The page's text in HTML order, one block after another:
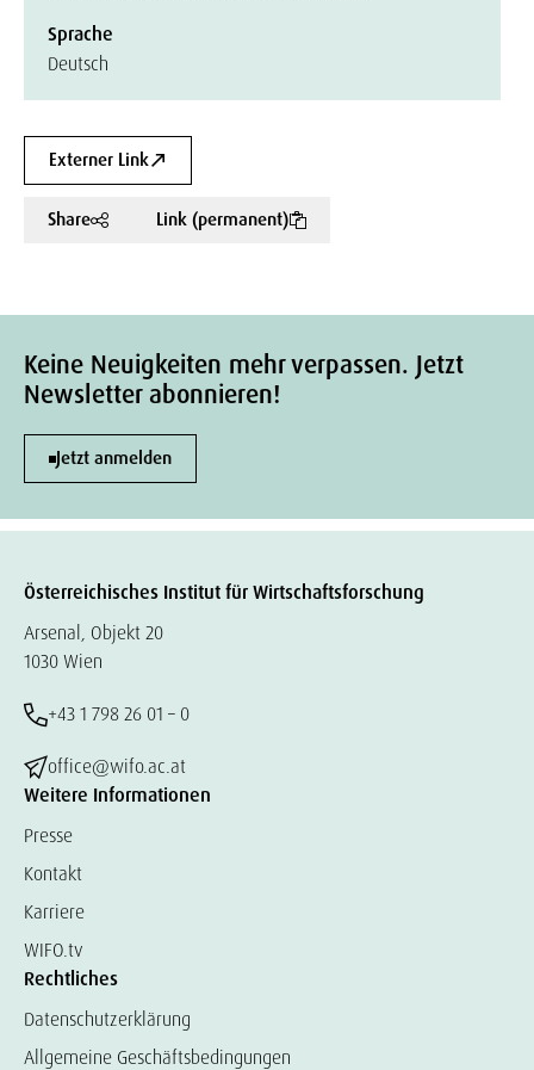
Sprache
Deutsch
Externer Link
Share Link (permanent)
Keine Neuigkeiten mehr verpassen. Jetzt
Newsletter abonnieren!
Jetzt anmelden
Österreichisches Institut für Wirtschaftsforschung
Arsenal, Objekt 20
1030 Wien
+43 1 798 26 01 – 0
office@wifo.ac.at
Weitere Informationen
Presse
Kontakt
Karriere
WIFO.tv
Rechtliches
Datenschutzerklärung
Allgemeine Geschäftsbedingungen